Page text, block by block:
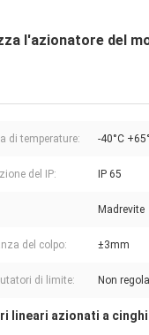
l'azionatore del
di temperature: -40°C
del IP: IP 65
Madrevite
del colpo: ±3mm
di limite: Non
lineari azionati a